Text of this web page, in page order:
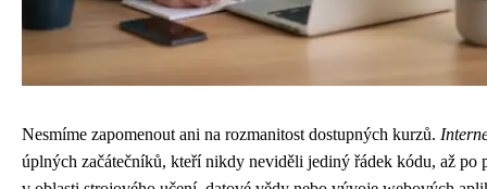
Nesmíme zapomenout ani na rozmanitost dostupných kurzů.
úplných začátečníků, kteří nikdy neviděli jediný řádek kódu, až